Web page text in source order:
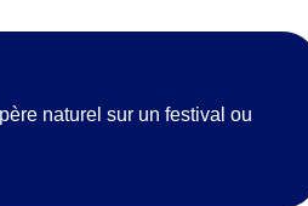
naturel sur un festival ou